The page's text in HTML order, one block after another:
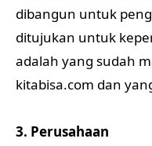
dibangun untuk
ditujukan untuk
adalah yang sudah
kitabisa.com dan
3. Perusahaan